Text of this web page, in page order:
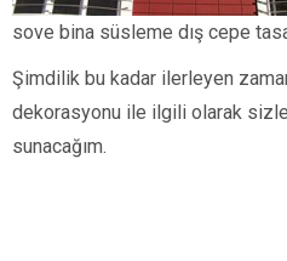
sove bina süsleme dış cepe
Şimdilik bu kadar ilerleyen
dekorasyonu ile ilgili olarak
sunacağım.